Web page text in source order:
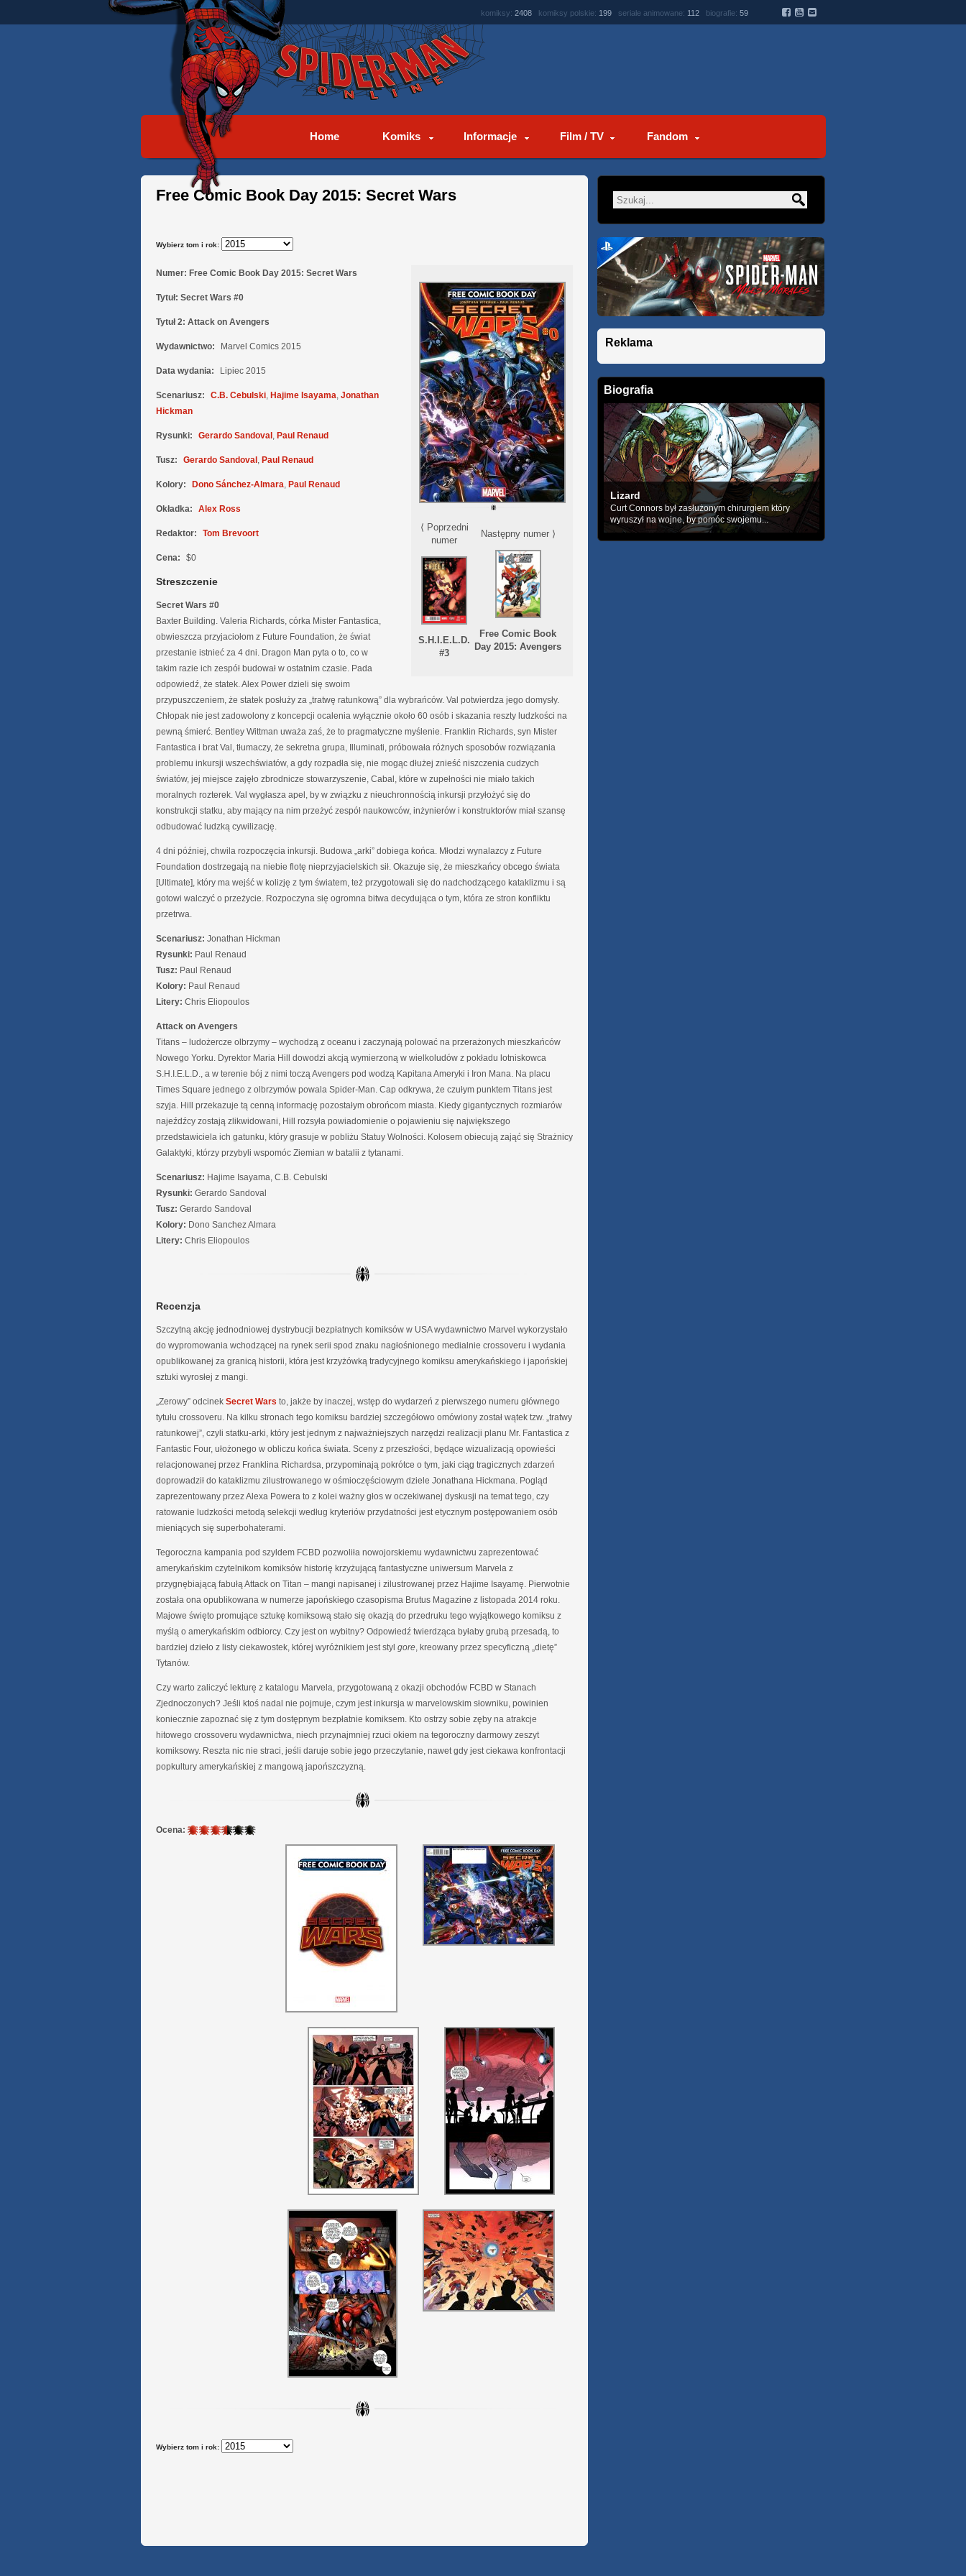
komiksy: 2408 komiksy polskie: 199 seriale animowane: 112 biografie: 59
Home Komiks Informacje Film / TV Fandom
Free Comic Book Day 2015: Secret Wars
Wybierz tom i rok:
⟨ Poprzedni
numer
S.H.I.E.L.D.
#3
Następny numer ⟩
Free Comic Book
Day 2015: Avengers
Numer: Free Comic Book Day 2015: Secret Wars
Tytuł: Secret Wars #0
Tytuł 2: Attack on Avengers
Wydawnictwo: Marvel Comics 2015
Data wydania: Lipiec 2015
Scenariusz: C.B. Cebulski, Hajime Isayama, Jonathan
Hickman
Rysunki: Gerardo Sandoval , Paul Renaud
Tusz: Gerardo Sandoval , Paul Renaud
Kolory: Dono Sánchez-Almara, Paul Renaud
Okładka: Alex Ross
Redaktor: Tom Brevoort
Cena: $0
Streszczenie
Secret Wars #0
Baxter Building. Valeria Richards, córka Mister Fantastica,
obwieszcza przyjaciołom z Future Foundation, że świat
przestanie istnieć za 4 dni. Dragon Man pyta o to, co w
takim razie ich zespół budował w ostatnim czasie. Pada
odpowiedź, że statek. Alex Power dzieli się swoim
przypuszczeniem, że statek posłuży za „tratwę ratunkową” dla wybrańców. Val potwierdza jego domysły.
Chłopak nie jest zadowolony z koncepcji ocalenia wyłącznie około 60 osób i skazania reszty ludzkości na
pewną śmierć. Bentley Wittman uważa zaś, że to pragmatyczne myślenie. Franklin Richards, syn Mister
Fantastica i brat Val, tłumaczy, że sekretna grupa, Illuminati, próbowała różnych sposobów rozwiązania
problemu inkursji wszechświatów, a gdy rozpadła się, nie mogąc dłużej znieść niszczenia cudzych
światów, jej miejsce zajęło zbrodnicze stowarzyszenie, Cabal, które w zupełności nie miało takich
moralnych rozterek. Val wygłasza apel, by w związku z nieuchronnością inkursji przyłożyć się do
konstrukcji statku, aby mający na nim przeżyć zespół naukowców, inżynierów i konstruktorów miał szansę
odbudować ludzką cywilizację.
4 dni później, chwila rozpoczęcia inkursji. Budowa „arki” dobiega końca. Młodzi wynalazcy z Future
Foundation dostrzegają na niebie flotę nieprzyjacielskich sił. Okazuje się, że mieszkańcy obcego świata
[Ultimate], który ma wejść w kolizję z tym światem, też przygotowali się do nadchodzącego kataklizmu i są
gotowi walczyć o przeżycie. Rozpoczyna się ogromna bitwa decydująca o tym, która ze stron konfliktu
przetrwa.
Scenariusz: Jonathan Hickman
Rysunki: Paul Renaud
Tusz: Paul Renaud
Kolory: Paul Renaud
Litery: Chris Eliopoulos
Attack on Avengers
Titans – ludożercze olbrzymy – wychodzą z oceanu i zaczynają polować na przerażonych mieszkańców
Nowego Yorku. Dyrektor Maria Hill dowodzi akcją wymierzoną w wielkoludów z pokładu lotniskowca
S.H.I.E.L.D., a w terenie bój z nimi toczą Avengers pod wodzą Kapitana Ameryki i Iron Mana. Na placu
Times Square jednego z olbrzymów powala Spider-Man. Cap odkrywa, że czułym punktem Titans jest
szyja. Hill przekazuje tą cenną informację pozostałym obrońcom miasta. Kiedy gigantycznych rozmiarów
najeźdźcy zostają zlikwidowani, Hill rozsyła powiadomienie o pojawieniu się największego
przedstawiciela ich gatunku, który grasuje w pobliżu Statuy Wolności. Kolosem obiecują zająć się Strażnicy
Galaktyki, którzy przybyli wspomóc Ziemian w batalii z tytanami.
Scenariusz: Hajime Isayama, C.B. Cebulski
Rysunki: Gerardo Sandoval
Tusz: Gerardo Sandoval
Kolory: Dono Sanchez Almara
Litery: Chris Eliopoulos
Recenzja
Szczytną akcję jednodniowej dystrybucji bezpłatnych komiksów w USA wydawnictwo Marvel wykorzystało
do wypromowania wchodzącej na rynek serii spod znaku nagłośnionego medialnie crossoveru i wydania
opublikowanej za granicą historii, która jest krzyżówką tradycyjnego komiksu amerykańskiego i japońskiej
sztuki wyrosłej z mangi.
„Zerowy” odcinek Secret Wars to, jakże by inaczej, wstęp do wydarzeń z pierwszego numeru głównego
tytułu crossoveru. Na kilku stronach tego komiksu bardziej szczegółowo omówiony został wątek tzw. „tratwy
ratunkowej”, czyli statku-arki, który jest jednym z najważniejszych narzędzi realizacji planu Mr. Fantastica z
Fantastic Four, ułożonego w obliczu końca świata. Sceny z przeszłości, będące wizualizacją opowieści
relacjonowanej przez Franklina Richardsa, przypominają pokrótce o tym, jaki ciąg tragicznych zdarzeń
doprowadził do kataklizmu zilustrowanego w ośmioczęściowym dziele Jonathana Hickmana. Pogląd
zaprezentowany przez Alexa Powera to z kolei ważny głos w oczekiwanej dyskusji na temat tego, czy
ratowanie ludzkości metodą selekcji według kryteriów przydatności jest etycznym postępowaniem osób
mieniących się superbohaterami.
Tegoroczna kampania pod szyldem FCBD pozwoliła nowojorskiemu wydawnictwu zaprezentować
amerykańskim czytelnikom komiksów historię krzyżującą fantastyczne uniwersum Marvela z
przygnębiającą fabułą Attack on Titan – mangi napisanej i zilustrowanej przez Hajime Isayamę. Pierwotnie
została ona opublikowana w numerze japońskiego czasopisma Brutus Magazine z listopada 2014 roku.
Majowe święto promujące sztukę komiksową stało się okazją do przedruku tego wyjątkowego komiksu z
myślą o amerykańskim odbiorcy. Czy jest on wybitny? Odpowiedź twierdząca byłaby grubą przesadą, to
bardziej dzieło z listy ciekawostek, której wyróżnikiem jest styl gore, kreowany przez specyficzną „dietę”
Tytanów.
Czy warto zaliczyć lekturę z katalogu Marvela, przygotowaną z okazji obchodów FCBD w Stanach
Zjednoczonych? Jeśli ktoś nadal nie pojmuje, czym jest inkursja w marvelowskim słowniku, powinien
koniecznie zapoznać się z tym dostępnym bezpłatnie komiksem. Kto ostrzy sobie zęby na atrakcje
hitowego crossoveru wydawnictwa, niech przynajmniej rzuci okiem na tegoroczny darmowy zeszyt
komiksowy. Reszta nic nie straci, jeśli daruje sobie jego przeczytanie, nawet gdy jest ciekawa konfrontacji
popkultury amerykańskiej z mangową japońszczyzną.
Ocena: 3.5
Wybierz tom i rok:
Reklama
Biografia
Lizard
Curt Connors był zasłużonym chirurgiem który
wyruszył na wojne, by pomóc swojemu...